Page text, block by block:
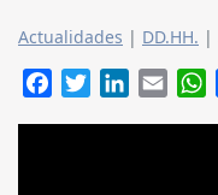
Actualidades | DD.HH. |
FacebookTwitterLinkedIn
Email